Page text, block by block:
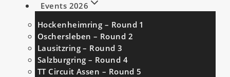
Events 2026
Hockenheimring – Round 1
Oschersleben – Round 2
Lausitzring – Round 3
Salzburgring – Round 4
TT Circuit Assen – Round 5